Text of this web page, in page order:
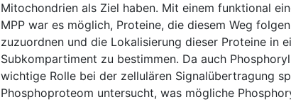
Mitochondrien als Ziel haben. Mit einem funktional
MPP war es möglich, Proteine, die diesem Weg
zuzuordnen und die Lokalisierung dieser Proteine in
Subkompartiment zu bestimmen. Da auch
wichtige Rolle bei der zellulären Signalübertragung
Phosphoproteom untersucht, was mögliche